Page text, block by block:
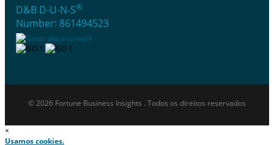
D&B D-U-N-S®
Number: 861494523
© 2026 Fortune Business Insights . Todos os direitos reservados
×
Usamos cookies.